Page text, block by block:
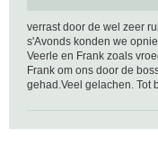
verrast door de wel zeer
s'Avonds konden we
Veerle en Frank zoals
Frank om ons door de
gehad.Veel gelachen. Tot